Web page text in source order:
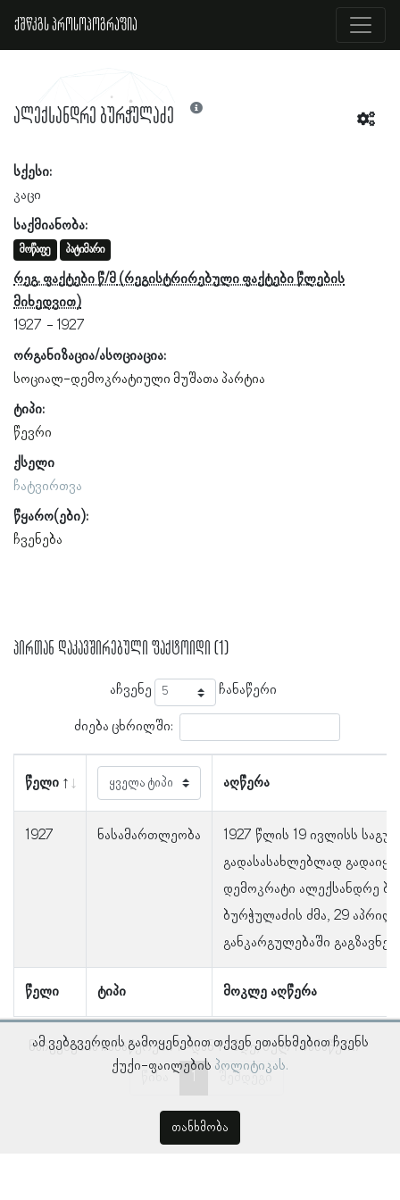
ქშწკგს პროსოპოგრაფია
ალექსანდრე ბურჭულაძე
სქესი:
კაცი
საქმიანობა:
მოწაფე პატიმარი
რეგ. ფაქტები წ/მ
1927
1927
ორგანიზაცია/ასოციაცია:
სოციალ-დემოკრატიული მუშათა პარტია
ტიპი:
წევრი
ქსელი
ჩატვირთვა
წყარო(ები):
ჩვენება
პირთან დაკავშირებული ფაქტოიდი (1)
აჩვენე ჩანაწერი
ძიება ცხრილში:
წელი აღწერა
წელი ტიპი მოკლე აღწერა
1927 ნასამართლეობა
1927 წლის 19 ივლისს
გადასასახლებლად
დემოკრატი ალექსანდრე
ბურჭულაძის ძმა, 29
განკარგულებაში გაგზავნეს.
ნაჩვენებია ჩანაწერები 1–დან 1–მდე, სულ 1 ჩანაწერი
წინა
შემდეგი
ამ ვებგვერდის გამოყენებით თქვენ ეთანხმებით ჩვენს
ქუქი-ფაილების პოლიტიკას.
თანხმობა